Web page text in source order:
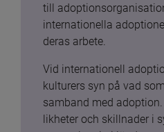
till
internationella
deras arbete.
Vid internationell
kulturers syn på vad
samband med
likheter och skillnader i